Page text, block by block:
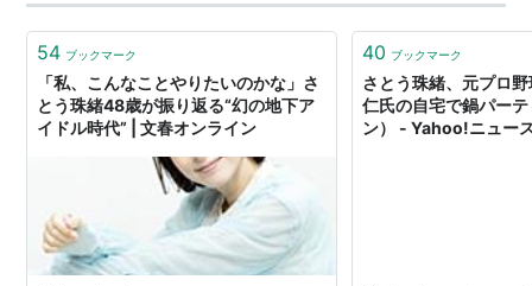
頭部に潜んでいた違和感の話 些細な体調の変化に気づい
た理由 医師からの…
54 ブックマーク
「私、こんなことやりたいのかな」さ
とう珠緒48歳が振り返る“幻の地下ア
イドル時代” | 文春オンライン
40 ブックマーク
さとう珠緒、元プロ
仁氏の自宅で鍋パー
ン） - Yahoo!ニュー